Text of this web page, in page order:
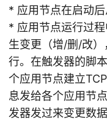
* 应用节点在启动后
* 应用节点运行过
生变更（增/删/改
行。在触发器的脚
个应用节点建立
息发给各个应用节
发器发过来变更数